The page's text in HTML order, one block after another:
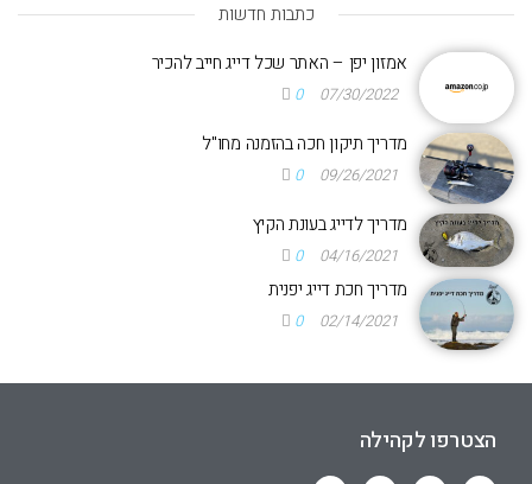
כתבות חדשות
אמזון יפן – האתר שכל דייג חייב להכיר
07/30/2022
0
מדריך תיקון חכה בהזמנה מחו"ל
09/26/2021
0
מדריך לדייג בעונת הקיץ
04/16/2021
0
מדריך חכת דייג יפנית
02/14/2021
0
הצטרפו לקהילה